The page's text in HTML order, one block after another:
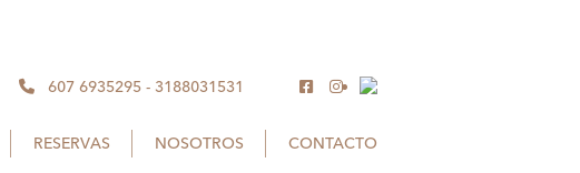
607 6935295 - 3188031531
RESERVAS NOSOTROS CONTACTO